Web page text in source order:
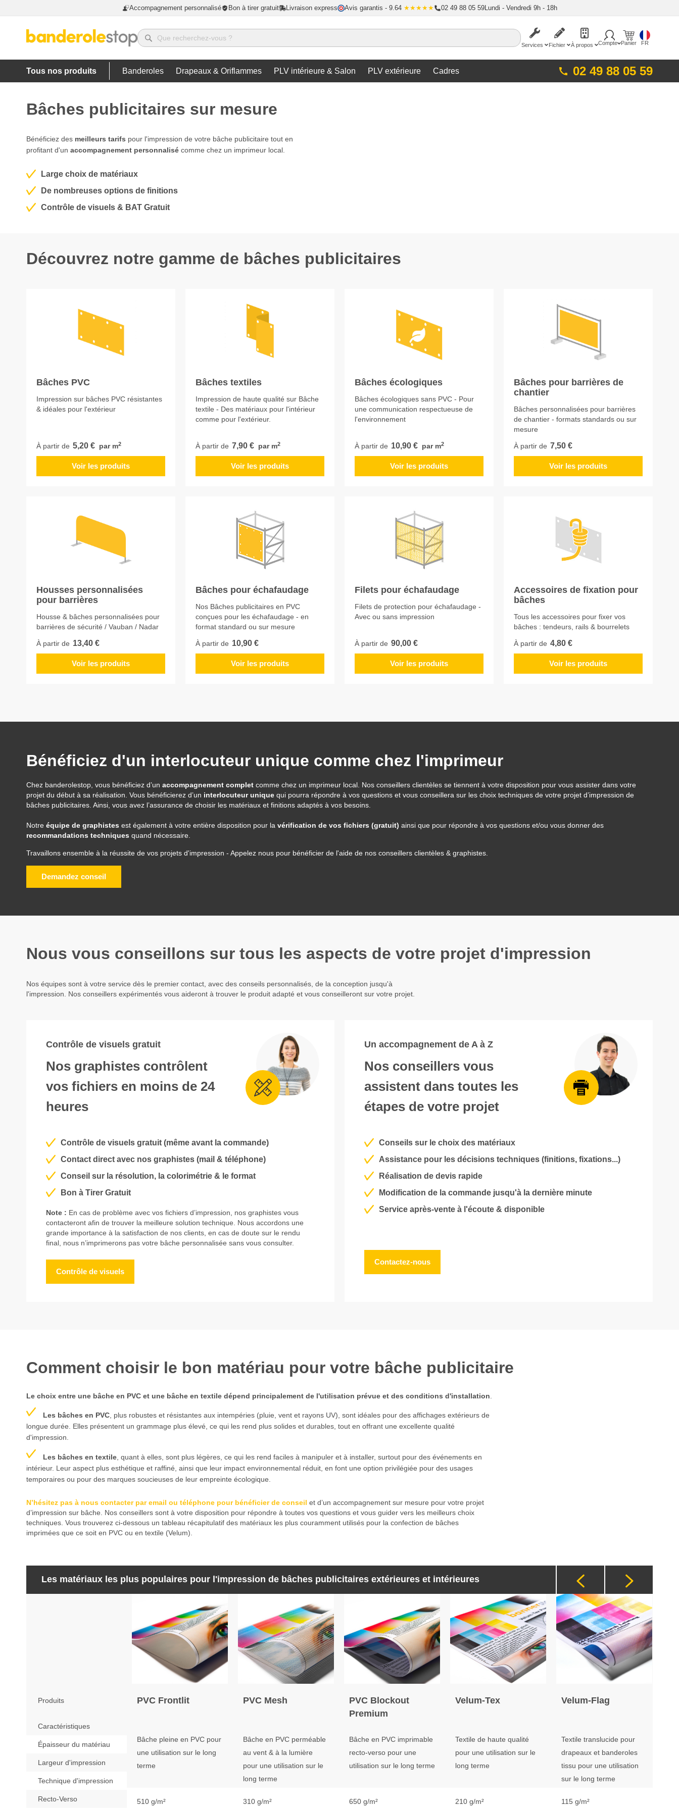
Accompagnement personnalisé Bon à tirer gratuit Livraison express Avis garantis - 9.64 ★★★★★ 02 49 88 05 59Lundi - Vendredi 9h - 18h
Services Fichier À propos Compte Panier FR
Tous nos produits Banderoles Drapeaux & Oriflammes PLV intérieure & Salon PLV extérieure Cadres 02 49 88 05 59
Bâches publicitaires sur mesure
Bénéficiez des meilleurs tarifs pour l'impression de votre bâche publicitaire tout en
profitant d'un accompagnement personnalisé comme chez un imprimeur local.
Large choix de matériaux
De nombreuses options de finitions
Contrôle de visuels & BAT Gratuit
Découvrez notre gamme de bâches publicitaires
Bâches PVC
Impression sur bâches PVC résistantes
& idéales pour l'extérieur
À partir de 5,20 € par m2
Voir les produits
Bâches textiles
Impression de haute qualité sur Bâche
textile - Des matériaux pour l'intérieur
comme pour l'extérieur.
À partir de 7,90 € par m2
Voir les produits
Bâches écologiques
Bâches écologiques sans PVC - Pour
une communication respectueuse de
l'environnement
À partir de 10,90 € par m2
Voir les produits
Bâches pour barrières de
chantier
Bâches personnalisées pour barrières
de chantier - formats standards ou sur
mesure
À partir de 7,50 €
Voir les produits
Housses personnalisées
pour barrières
Housse & bâches personnalisées pour
barrières de sécurité / Vauban / Nadar
À partir de 13,40 €
Voir les produits
Bâches pour échafaudage
Nos Bâches publicitaires en PVC
conçues pour les échafaudage - en
format standard ou sur mesure
À partir de 10,90 €
Voir les produits
Filets pour échafaudage
Filets de protection pour échafaudage -
Avec ou sans impression
À partir de 90,00 €
Voir les produits
Accessoires de fixation pour
bâches
Tous les accessoires pour fixer vos
bâches : tendeurs, rails & bourrelets
À partir de 4,80 €
Voir les produits
Bénéficiez d'un interlocuteur unique comme chez l'imprimeur
Chez banderolestop, vous bénéficiez d’un accompagnement complet comme chez un imprimeur local. Nos conseillers clientèles se tiennent à votre disposition pour vous assister dans votre
projet du début à sa réalisation. Vous bénéficierez d’un interlocuteur unique qui pourra répondre à vos questions et vous conseillera sur les choix techniques de votre projet d’impression de
bâches publicitaires. Ainsi, vous avez l’assurance de choisir les matériaux et finitions adaptés à vos besoins.
Notre équipe de graphistes est également à votre entière disposition pour la vérification de vos fichiers (gratuit) ainsi que pour répondre à vos questions et/ou vous donner des
recommandations techniques quand nécessaire.
Travaillons ensemble à la réussite de vos projets d'impression - Appelez nous pour bénéficier de l'aide de nos conseillers clientèles & graphistes.
Demandez conseil
Nous vous conseillons sur tous les aspects de votre projet d'impression
Nos équipes sont à votre service dès le premier contact, avec des conseils personnalisés, de la conception jusqu'à
l'impression. Nos conseillers expérimentés vous aideront à trouver le produit adapté et vous conseilleront sur votre projet.
Contrôle de visuels gratuit
Nos graphistes contrôlent
vos fichiers en moins de 24
heures
Contrôle de visuels gratuit (même avant la commande)
Contact direct avec nos graphistes (mail & téléphone)
Conseil sur la résolution, la colorimétrie & le format
Bon à Tirer Gratuit
Note : En cas de problème avec vos fichiers d’impression, nos graphistes vous
contacteront afin de trouver la meilleure solution technique. Nous accordons une
grande importance à la satisfaction de nos clients, en cas de doute sur le rendu
final, nous n’imprimerons pas votre bâche personnalisée sans vous consulter.
Contrôle de visuels
Un accompagnement de A à Z
Nos conseillers vous
assistent dans toutes les
étapes de votre projet
Conseils sur le choix des matériaux
Assistance pour les décisions techniques (finitions, fixations...)
Réalisation de devis rapide
Modification de la commande jusqu'à la dernière minute
Service après-vente à l'écoute & disponible
Contactez-nous
Comment choisir le bon matériau pour votre bâche publicitaire
Le choix entre une bâche en PVC et une bâche en textile dépend principalement de l'utilisation prévue et des conditions d'installation
Les bâches en PVC , plus robustes et résistantes aux intempéries (pluie, vent et rayons UV), sont idéales pour des affichages extérieurs de
longue durée. Elles présentent un grammage plus élevé, ce qui les rend plus solides et durables, tout en offrant une excellente qualité
d'impression.
Les bâches en textile , quant à elles, sont plus légères, ce qui les rend faciles à manipuler et à installer, surtout pour des événements en
intérieur. Leur aspect plus esthétique et raffiné, ainsi que leur impact environnemental réduit, en font une option privilégiée pour des usages
temporaires ou pour des marques soucieuses de leur empreinte écologique.
N’hésitez pas à nous contacter par email ou téléphone pour bénéficier de conseil et d’un accompagnement sur mesure pour votre projet
d’impression sur bâche. Nos conseillers sont à votre disposition pour répondre à toutes vos questions et vous guider vers les meilleurs choix
techniques. Vous trouverez ci-dessous un tableau récapitulatif des matériaux les plus couramment utilisés pour la confection de bâches
imprimées que ce soit en PVC ou en textile (Velum).
Les matériaux les plus populaires pour l'impression de bâches publicitaires extérieures et intérieures
Produits
Caractéristiques
Épaisseur du matériau
Largeur d'impression
Technique d'impression
Recto-Verso
PVC Frontlit PVC Mesh
PVC Blockout
Premium
Velum-Tex Velum-Flag
Bâche pleine en PVC pour
une utilisation sur le long
terme
Bâche en PVC perméable
au vent & à la lumière
pour une utilisation sur le
long terme
Bâche en PVC imprimable
recto-verso pour une
utilisation sur le long terme
Textile de haute qualité
pour une utilisation sur le
long terme
Textile translucide pour
drapeaux et banderoles
tissu pour une utilisation
sur le long terme
510 g/m² 310 g/m² 650 g/m² 210 g/m² 115 g/m²